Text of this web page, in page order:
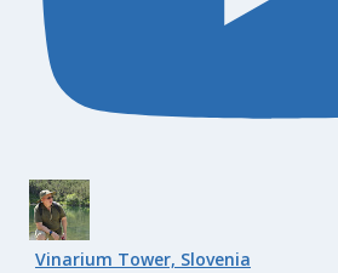
Vinarium Tower, Slovenia